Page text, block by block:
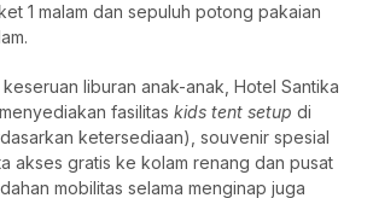
1 malam dan sepuluh potong pakaian
liburan anak-anak, Hotel Santika
fasilitas kids tent setup di
ketersediaan), souvenir spesial
akses gratis ke kolam renang dan pusat
mobilitas selama menginap juga